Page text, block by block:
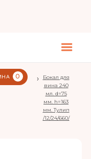
0
› Tulipe ›
Бокал для
вина 240
мл. d=75
мм. h=163
мм. Тулип
/12/24/660/